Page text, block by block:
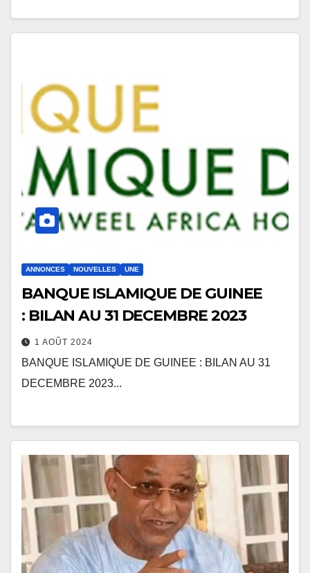
ANNONCES NOUVELLES UNE
BANQUE ISLAMIQUE DE GUINEE
: BILAN AU 31 DECEMBRE 2023
1 AOÛT 2024
BANQUE ISLAMIQUE DE GUINEE : BILAN AU 31
DECEMBRE 2023...